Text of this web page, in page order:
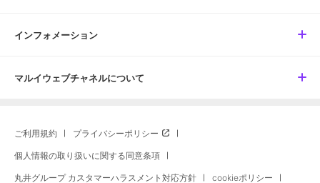
インフォメーション
マルイウェブチャネルについて
ご利用規約 プライバシーポリシー
個人情報の取り扱いに関する同意条項
丸井グループ カスタマーハラスメント対応方針 cookieポリシー